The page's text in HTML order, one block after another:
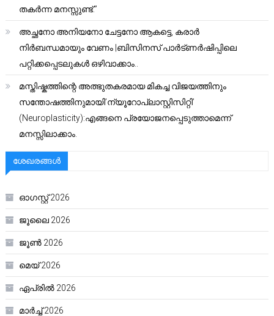
തകർന്ന മനസ്സുണ്ട്.”
അച്ഛനോ അനിയനോ ചേട്ടനോ ആകട്ടെ, കരാർ
നിർബന്ധമായും വേണം |ബിസിനസ് പാർട്ണർഷിപ്പിലെ
പറ്റിക്കപ്പെടലുകൾ ഒഴിവാക്കാം..
മസ്തിഷ്കത്തിന്റെ അത്ഭുതകരമായ മികച്ച വിജയത്തിനും
സന്തോഷത്തിനുമായി’ന്യൂറോപ്ലാസ്റ്റിസിറ്റി’
(Neuroplasticity):എങ്ങനെ പ്രയോജനപ്പെടുത്താമെന്ന്
മനസ്സിലാക്കാം.
ശേഖരങ്ങൾ
ഓഗസ്റ്റ്‌ 2026
ജൂലൈ 2026
ജൂൺ 2026
മെയ്‌ 2026
ഏപ്രിൽ 2026
മാർച്ച്‌ 2026